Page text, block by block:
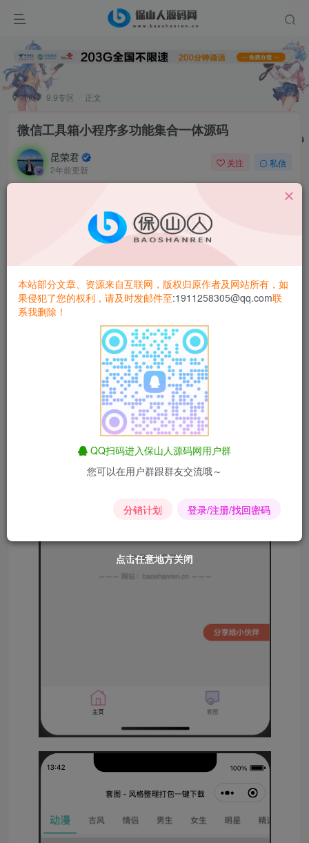
首页 9.9专区 正文
微信工具箱小程序多功能集合一体源码
昆荣君
2年前更新
关注 私信
小程序 多功能集合一体源码
点击任意地方关闭
点击任意地方关闭
点击任意地方关闭
点击任意地方关闭
点击任意地方关闭
点击任意地方关闭
本站部分文章、资源来自互联网，版权归原作者及网站所有，如
果侵犯了您的权利，请及时发邮件至:1911258305@qq.com联
系我删除！
QQ扫码进入保山人源码网用户群
您可以在用户群跟群友交流哦～
分销计划 登录/注册/找回密码